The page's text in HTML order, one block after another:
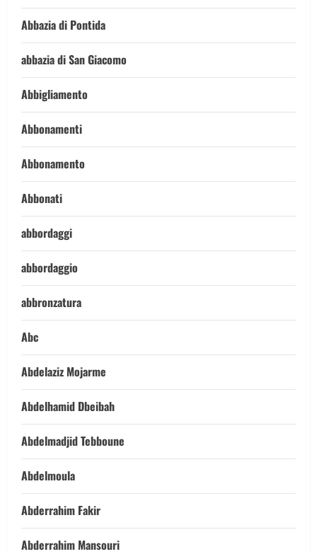
Abbazia di Pontida
abbazia di San Giacomo
Abbigliamento
Abbonamenti
Abbonamento
Abbonati
abbordaggi
abbordaggio
abbronzatura
Abc
Abdelaziz Mojarme
Abdelhamid Dbeibah
Abdelmadjid Tebboune
Abdelmoula
Abderrahim Fakir
Abderrahim Mansouri